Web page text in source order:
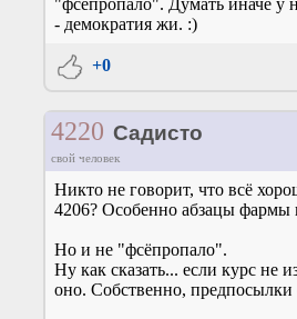
"фсёпропало". Думать иначе у
- демократия жи. :)
+0
4220 Садисто
свой человек
Никто не говорит, что всё
4206? Особенно абзацы фармы
Но и не "фсёпропало".
Ну как сказать... если курс не
оно. Собственно,